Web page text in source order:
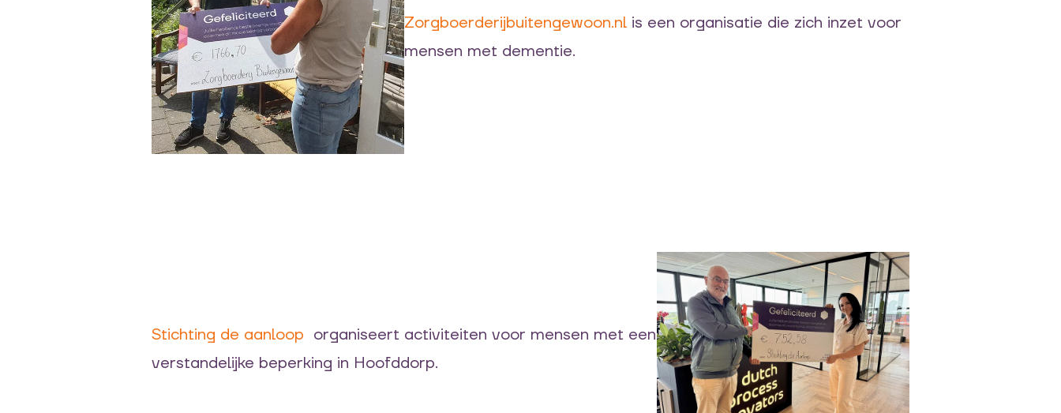
Zorgboerderijbuitengewoon.nl is een organisatie die zich inzet voor
mensen met dementie.
Stichting de aanloop organiseert activiteiten voor mensen met een
verstandelijke beperking in Hoofddorp.